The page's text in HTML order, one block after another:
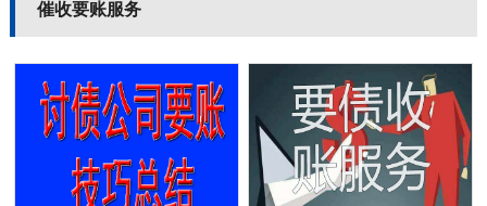
催收要账服务